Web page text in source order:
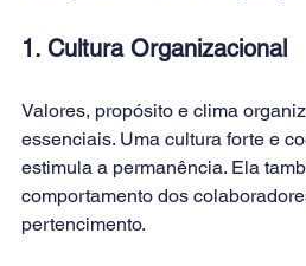
1. Cultura Organizacional
Valores, propósito e clima
essenciais. Uma cultura forte e
estimula a permanência. Ela
comportamento dos
pertencimento.